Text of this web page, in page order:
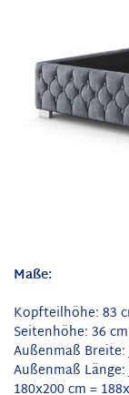
Maße:
Kopfteilhöhe: 83
Seitenhöhe: 36 cm
Außenmaß
Außenmaß
180x200 cm =